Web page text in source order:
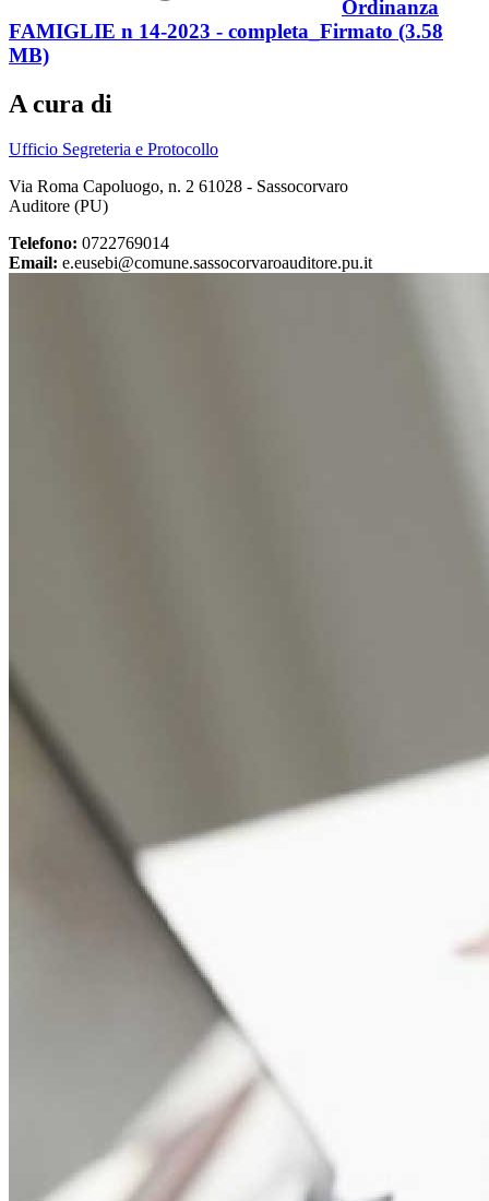
Ordinanza
FAMIGLIE n 14-2023 - completa_Firmato (3.58
MB)
A cura di
Ufficio Segreteria e Protocollo
Via Roma Capoluogo, n. 2 61028 - Sassocorvaro
Auditore (PU)
Telefono: 0722769014
Email: e.eusebi@comune.sassocorvaroauditore.pu.it